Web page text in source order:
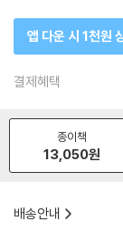
앱 다운 시 1천원
결제혜택
종이책
13,050원
배송안내